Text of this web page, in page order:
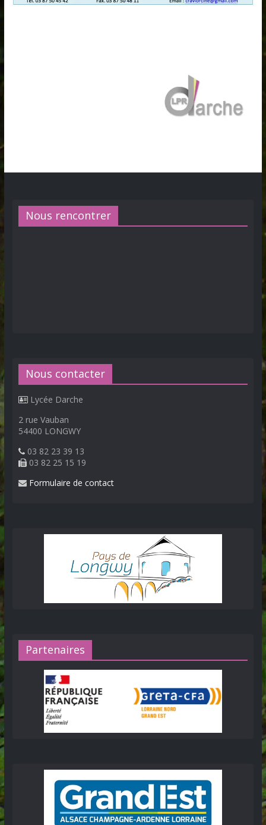
Nous rencontrer
Nous contacter
Lycée Darche
2 rue Vauban
54400 LONGWY
03 82 23 39 13
03 82 25 15 19
Formulaire de contact
Partenaires